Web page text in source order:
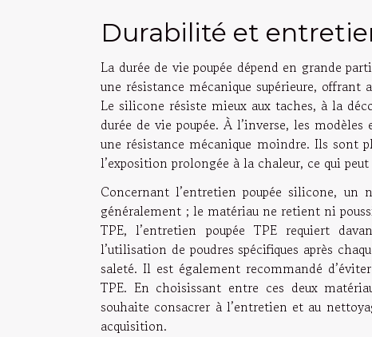
Durabilité et
La durée de vie poupée dépend en grande
une résistance mécanique supérieure,
Le silicone résiste mieux aux taches, à la
durée de vie poupée. À l’inverse, les
une résistance mécanique moindre. Ils sont
l’exposition prolongée à la chaleur, ce qui
Concernant l’entretien poupée silicone, un
généralement ; le matériau ne retient ni
TPE, l’entretien poupée TPE requiert
l’utilisation de poudres spécifiques après
saleté. Il est également recommandé
TPE. En choisissant entre ces deux
souhaite consacrer à l’entretien et au
acquisition.